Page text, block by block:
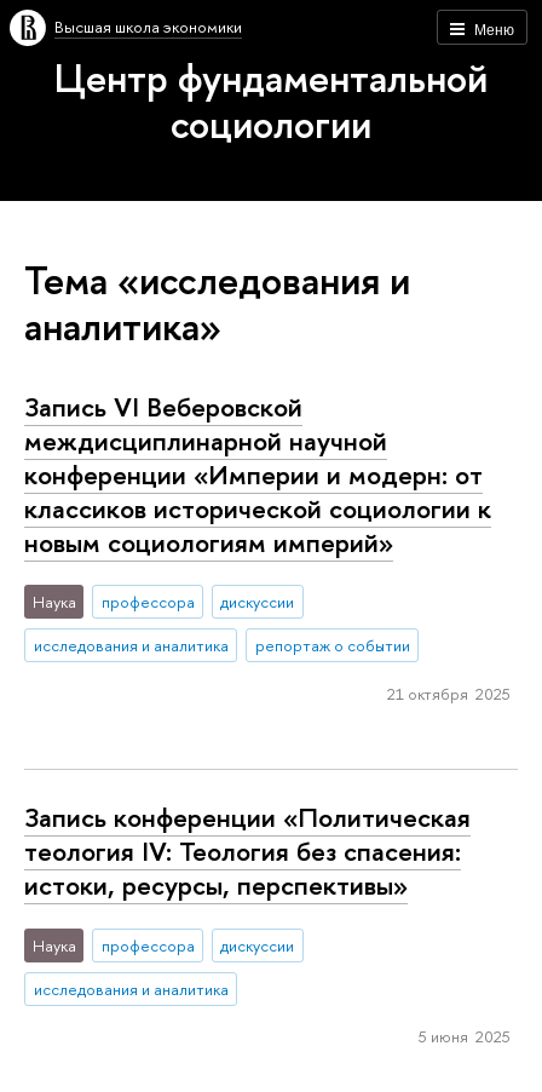
Меню
Высшая школа экономики
Центр фундаментальной
социологии
Тема «исследования и
аналитика»
Запись VI Веберовской
междисциплинарной научной
конференции «Империи и модерн: от
классиков исторической социологии к
новым социологиям империй»
Наука профессора
дискуссии
исследования и аналитика
репортаж о событии
21 октября 2025
Запись конференции «Политическая
теология IV: Теология без спасения:
истоки, ресурсы, перспективы»
Наука профессора
дискуссии
исследования и аналитика
5 июня 2025